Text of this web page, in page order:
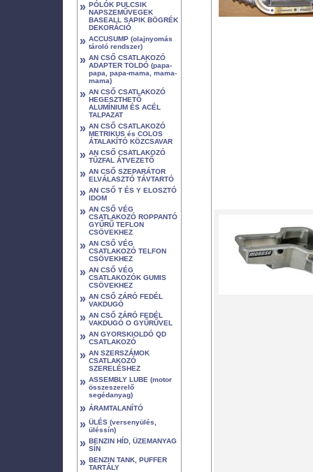
» PÓLÓK PULCSIK
NAPSZEMŰVEGEK
BASEALL SAPIK BÖGRÉK
DEKORÁCIÓ
» ACCUSUMP (olajnyomás
tároló rendszer)
» AN CSŐ CSATLAKOZÓ
ADAPTER TOLDÓ (papa-
papa, papa-mama, mama-
mama)
» AN CSŐ CSATLAKOZÓ
HEGESZTHETŐ
ALUMÍNIUM ÉS ACÉL
TALPAZAT
» AN CSŐ CSATLAKOZÓ
METRIKUS és COLOS
ÁTALAKÍTÓ KÖZCSAVAR
» AN CSŐ CSATLAKOZÓ
TŰZFAL ÁTVEZETŐ
» AN CSŐ SZEPARÁTOR
ELVÁLASZTÓ TÁVTARTÓ
» AN CSŐ T ÉS Y ELOSZTÓ
IDOM
» AN CSŐ VÉG
CSATLAKOZÓ ROPPANTÓ
GYŰRŰ TEFLON
CSÖVEKHEZ
» AN CSŐ VÉG
CSATLAKOZÓ TELFON
CSÖVEKHEZ
» AN CSŐ VÉG
CSATLAKOZÓK GUMIS
CSÖVEKHEZ
» AN CSŐ ZÁRÓ FEDÉL
VAKDUGÓ
» AN CSŐ ZÁRÓ FEDÉL
VAKDUGÓ O GYŰRŰVEL
» AN GYORSKIOLDÓ QD
CSATLAKOZÓ
» AN SZERSZÁMOK
CSATLAKOZÓ
SZERELÉSHEZ
» ASSEMBLY LUBE (motor
összeszerelő
segédanyag)
» ÁRAMTALANÍTÓ
» ÜLÉS (versenyülés,
üléssín)
» BENZIN HÍD, ÜZEMANYAG
SÍN
» BENZIN TANK, PUFFER
TARTÁLY